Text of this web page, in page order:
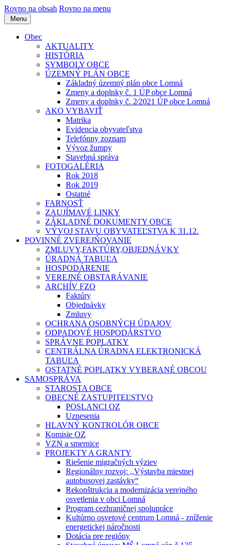
Rovno na obsah Rovno na menu
Menu
Obec
AKTUALITY
HISTÓRIA
SYMBOLY OBCE
ÚZEMNÝ PLÁN OBCE
Základný územný plán obce Lomná
Zmeny a doplnky č. 1 ÚP obce Lomná
Zmeny a doplnky č. 2⁄2021 ÚP obce Lomná
AKO VYBAVIŤ
Matrika
Evidencia obyvateľstva
Telefónny zoznam
Vývoz žumpy
Stavebná správa
FOTOGALÉRIA
Rok 2018
Rok 2019
Ostatné
FARNOSŤ
ZAUJÍMAVÉ LINKY
ZÁKLADNÉ DOKUMENTY OBCE
VÝVOJ STAVU OBYVATEĽSTVA K 31.12.
POVINNÉ ZVEREJŃOVANIE
ZMLUVY,FAKTÚRY,OBJEDNÁVKY
ÚRADNÁ TABUĽA
HOSPODÁRENIE
VEREJNÉ OBSTARÁVANIE
ARCHÍV FZO
Faktúry
Objednávky
Zmluvy
OCHRANA OSOBNÝCH ÚDAJOV
ODPADOVÉ HOSPODÁRSTVO
SPRÁVNE POPLATKY
CENTRÁLNA ÚRADNA ELEKTRONICKÁ
TABUĽA
OSTATNÉ POPLATKY VYBERANÉ OBCOU
SAMOSPRÁVA
STAROSTA OBCE
OBECNÉ ZASTUPITEĽSTVO
POSLANCI OZ
Uznesenia
HLAVNÝ KONTROLÓR OBCE
Komisie OZ
VZN a smernice
PROJEKTY A GRANTY
Riešenie migračných výziev
Regionálny rozvoj: ,,Výstavba miestnej
autobusovej zastávky“
Rekonštrukcia a modernizácia verejného
osvetlenia v obci Lomná
Program cezhraničnej spolupráce
Kultúrno osvetové centrum Lomná - zníženie
energetickej náročnosti
Dotácia pre regióny